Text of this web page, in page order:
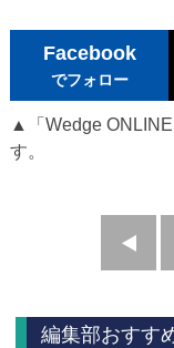
Facebook
でフォロー
▲「Wedge
す。
編集部おすす